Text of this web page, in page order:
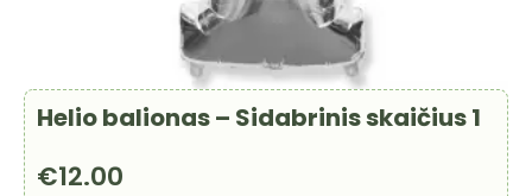
Helio balionas – Sidabrinis skaičius 1
€12.00